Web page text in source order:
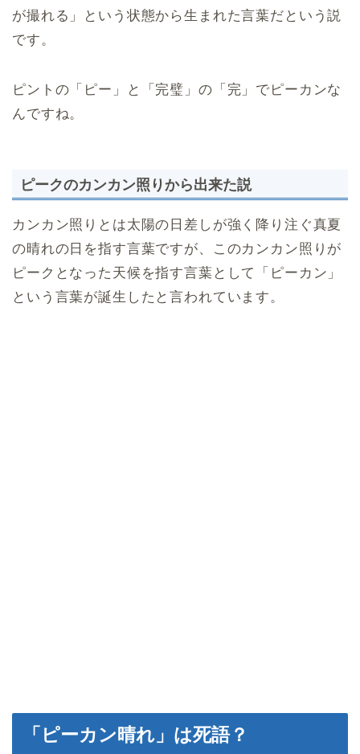
が撮れる」という状態から生まれた言葉だという説
です。
ピントの「ピー」と「完璧」の「完」でピーカンな
んですね。
ピークのカンカン照りから出来た説
カンカン照りとは太陽の日差しが強く降り注ぐ真夏
の晴れの日を指す言葉ですが、このカンカン照りが
ピークとなった天候を指す言葉として「ピーカン」
という言葉が誕生したと言われています。
「ピーカン晴れ」は死語？